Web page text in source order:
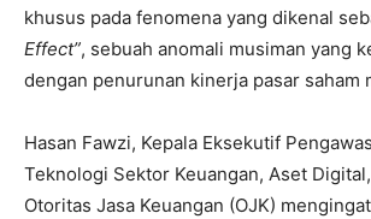
khusus pada fenomena yang dikenal
Effect”, sebuah anomali musiman yang
dengan penurunan kinerja pasar saham
Hasan Fawzi, Kepala Eksekutif
Teknologi Sektor Keuangan, Aset
Otoritas Jasa Keuangan (OJK)